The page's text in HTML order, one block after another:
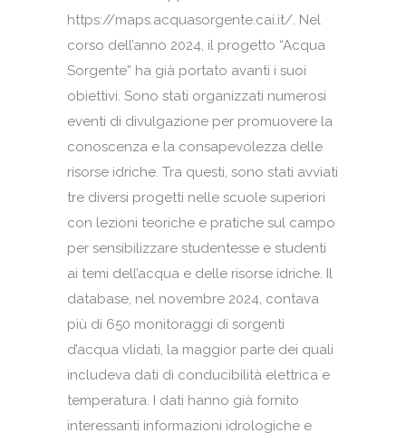
https://maps.acquasorgente.cai.it/. Nel
corso dell’anno 2024, il progetto “Acqua
Sorgente” ha già portato avanti i suoi
obiettivi. Sono stati organizzati numerosi
eventi di divulgazione per promuovere la
conoscenza e la consapevolezza delle
risorse idriche. Tra questi, sono stati avviati
tre diversi progetti nelle scuole superiori
con lezioni teoriche e pratiche sul campo
per sensibilizzare studentesse e studenti
ai temi dell’acqua e delle risorse idriche. Il
database, nel novembre 2024, contava
più di 650 monitoraggi di sorgenti
d’acqua vlidati, la maggior parte dei quali
includeva dati di conducibilità elettrica e
temperatura. I dati hanno già fornito
interessanti informazioni idrologiche e